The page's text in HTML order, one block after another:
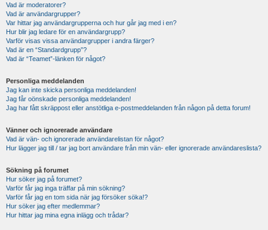
Vad är moderatorer?
Vad är användargrupper?
Var hittar jag användargrupperna och hur går jag med i en?
Hur blir jag ledare för en användargrupp?
Varför visas vissa användargrupper i andra färger?
Vad är en “Standardgrupp”?
Vad är “Teamet”-länken för något?
Personliga meddelanden
Jag kan inte skicka personliga meddelanden!
Jag får oönskade personliga meddelanden!
Jag har fått skräppost eller anstötliga e-postmeddelanden från någon på detta forum!
Vänner och ignorerade användare
Vad är vän- och ignorerade användarelistan för något?
Hur lägger jag till / tar jag bort användare från min vän- eller ignorerade användareslista?
Sökning på forumet
Hur söker jag på forumet?
Varför får jag inga träffar på min sökning?
Varför får jag en tom sida när jag försöker söka!?
Hur söker jag efter medlemmar?
Hur hittar jag mina egna inlägg och trådar?